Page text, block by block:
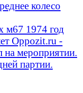
колесо
м67 1974 год
Oppozit.ru -
на мероприятии.
партии.